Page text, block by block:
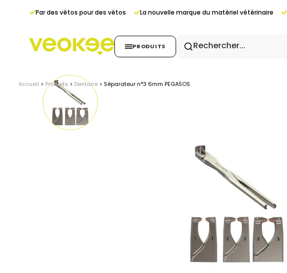
Par des vétos pour des vétos La nouvelle marque du matériel vétérinaire
PRODUITS
Anesthésie & Monitoring
Physiothérapie
Accueil > Produits > Dentaire > Séparateur n°3 6mm PEGASOS